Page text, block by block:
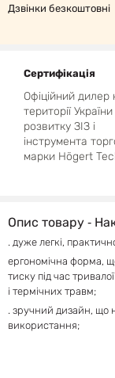
Дзвінки безкоштовні
Сертифікація
Офіційний дилер
території
розвитку ЗІЗ і
інструмента
марки Högert
Опис товару ‐
. дуже легкі,
ергономічна форма,
тиску під час
і термічних травм;
. зручний дизайн, що
використання;